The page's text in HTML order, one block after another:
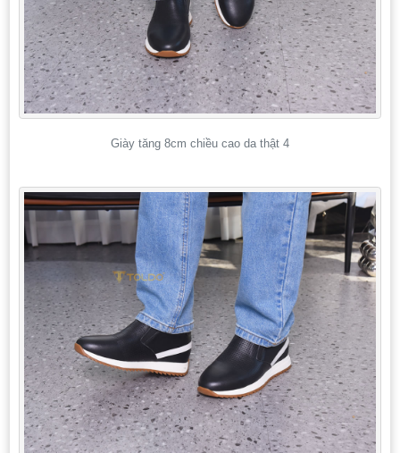
Giày tăng 8cm chiều cao da thật 4